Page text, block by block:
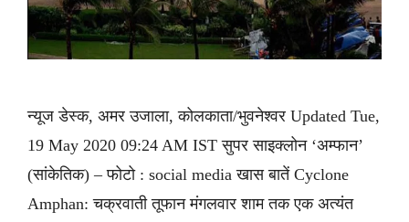
न्यूज डेस्क, अमर उजाला, कोलकाता/भुवनेश्वर Updated Tue,
19 May 2020 09:24 AM IST सुपर साइक्लोन ‘अम्फान’
(सांकेतिक) – फोटो : social media खास बातें Cyclone
Amphan: चक्रवाती तूफान मंगलवार शाम तक एक अत्यंत